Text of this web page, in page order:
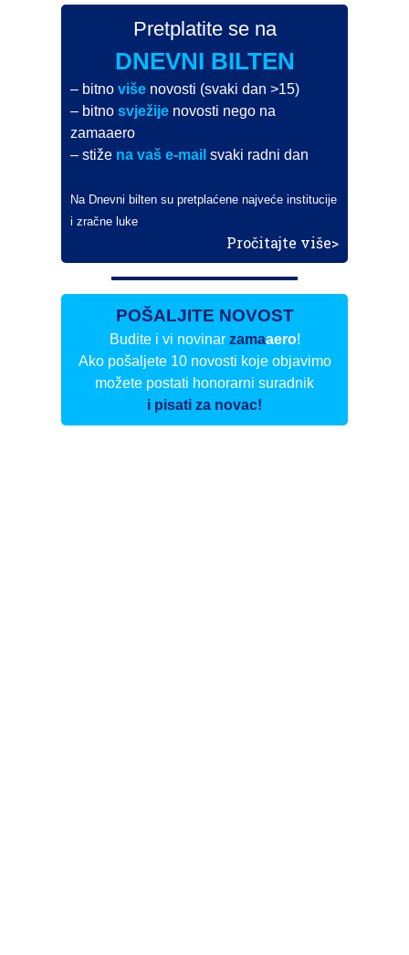
Pretplatite se na
DNEVNI BILTEN
– bitnoviše novosti (svaki dan >15)
– bitnosvježije novosti nego na
zamaaero
– stiže na vaš e-mail svaki radni dan
Na Dnevni bilten su pretplaćene najveće institucije
i zračne luke
Pročitajte više>
POŠALJITE NOVOST
Budite i vi novinar zamaaero!
Ako pošaljete 10 novosti koje objavimo
možete postati honorarni suradnik
i pisati za novac!